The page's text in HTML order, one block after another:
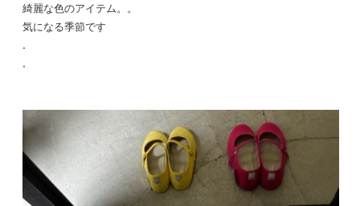
綺麗な色のアイテム。。
気になる季節です
.
.